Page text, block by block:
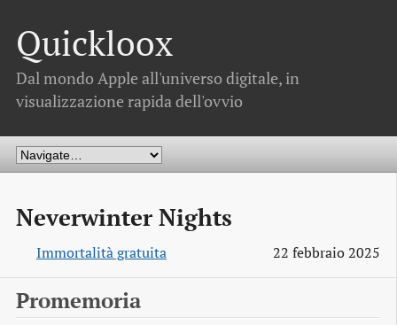
Quickloox
Dal mondo Apple all'universo digitale, in
visualizzazione rapida dell'ovvio
Neverwinter Nights
Immortalità gratuita 22 febbraio 2025
Promemoria